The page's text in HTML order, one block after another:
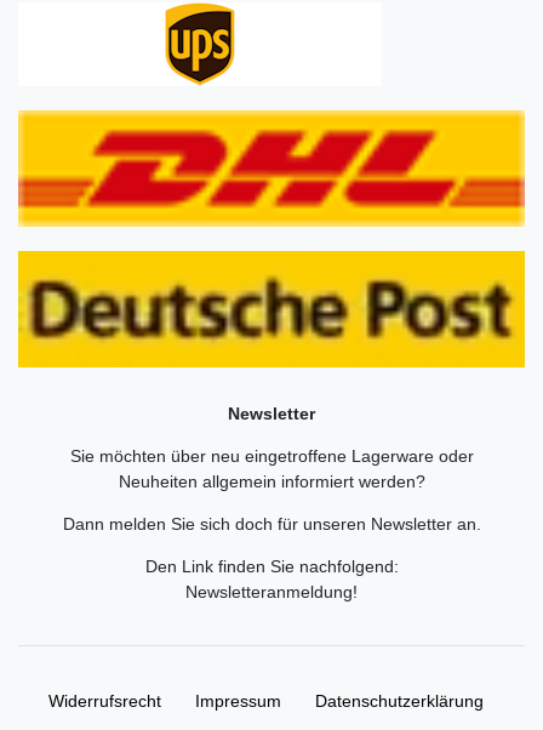
Newsletter
Sie möchten über neu eingetroffene Lagerware oder
Neuheiten allgemein informiert werden?
Dann melden Sie sich doch für unseren Newsletter an.
Den Link finden Sie nachfolgend:
Newsletteranmeldung!
Widerrufs­recht Impressum Daten­schutz­erklärung